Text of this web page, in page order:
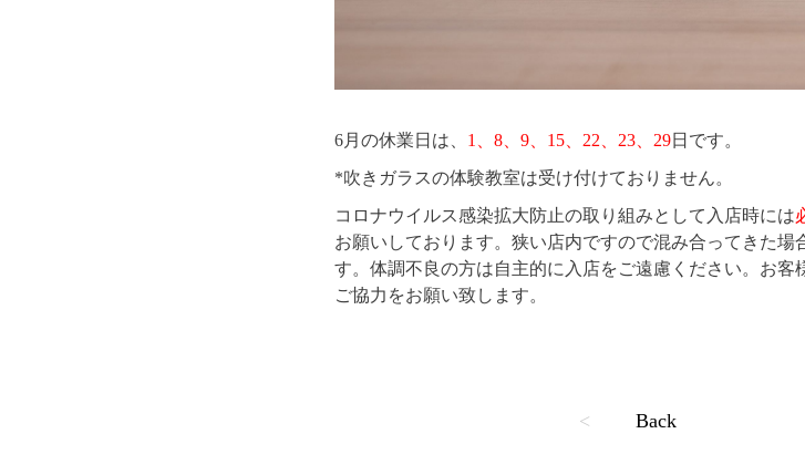
6月の休業日は、 1、8、9、15、22、23、29日です。
*吹きガラスの体験教室は受け付けておりません。
コロナウイルス感染拡大防止の取り組みとして入店時には
お願いしております。狭い店内ですので混み合ってきた場
す。体調不良の方は自主的に入店をご遠慮ください。お
ご協力をお願い致します。
< Back